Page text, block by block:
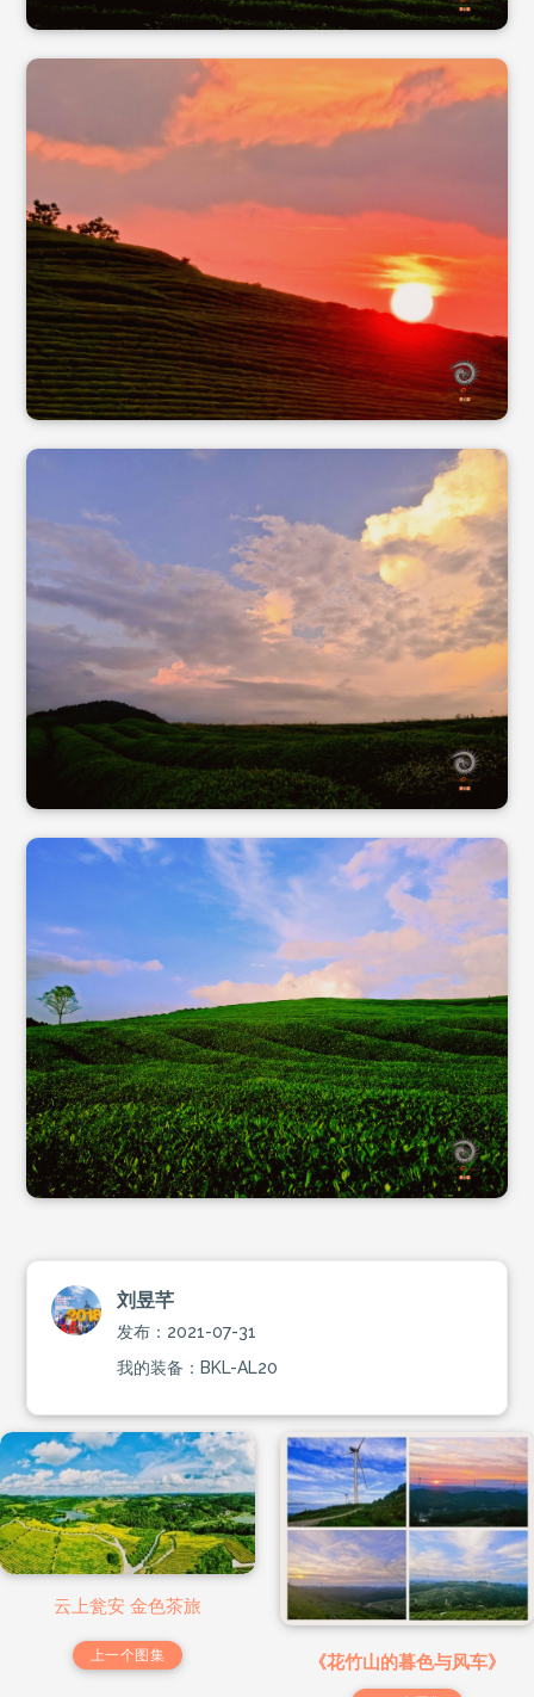
刘昱芊
发布：2021-07-31
我的装备：BKL-AL20
云上瓮安 金色茶旅
上一个图集 《花竹山的暮色与风车》